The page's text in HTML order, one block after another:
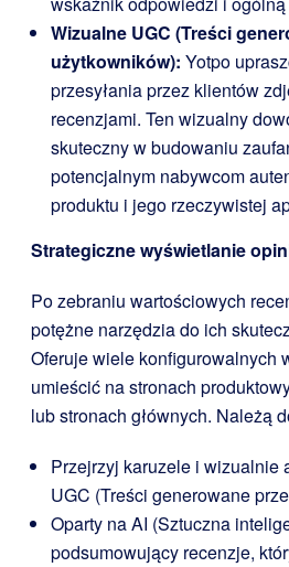
Wizualne UGC (Treści
użytkowników): Yotpo
przesyłania przez klientów
recenzjami. Ten wizualny
skuteczny w budowaniu
potencjalnym nabywcom
produktu i jego rzeczywistej
Strategiczne wyświetlanie
Po zebraniu wartościowych
potężne narzędzia do ich
Oferuje wiele konfigurowalnych
umieścić na stronach
lub stronach głównych. Należą
Przejrzyj karuzele i wizualnie
UGC (Treści generowane
Oparty na AI (Sztuczna
podsumowujący recenzje,